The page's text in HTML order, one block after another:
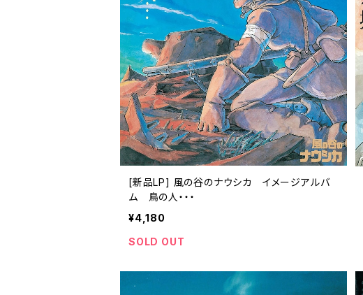
[新品LP] 風の谷のナウシカ イメージアルバ
ム 鳥の人・・・
¥4,180
SOLD OUT